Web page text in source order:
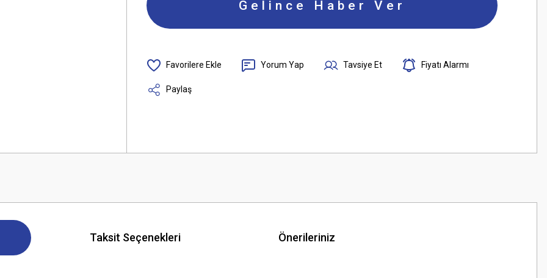
Gelince Haber Ver
Yorum Yap Tavsiye Et Fiyatı Alarmı
Paylaş
Taksit Seçenekleri Önerileriniz